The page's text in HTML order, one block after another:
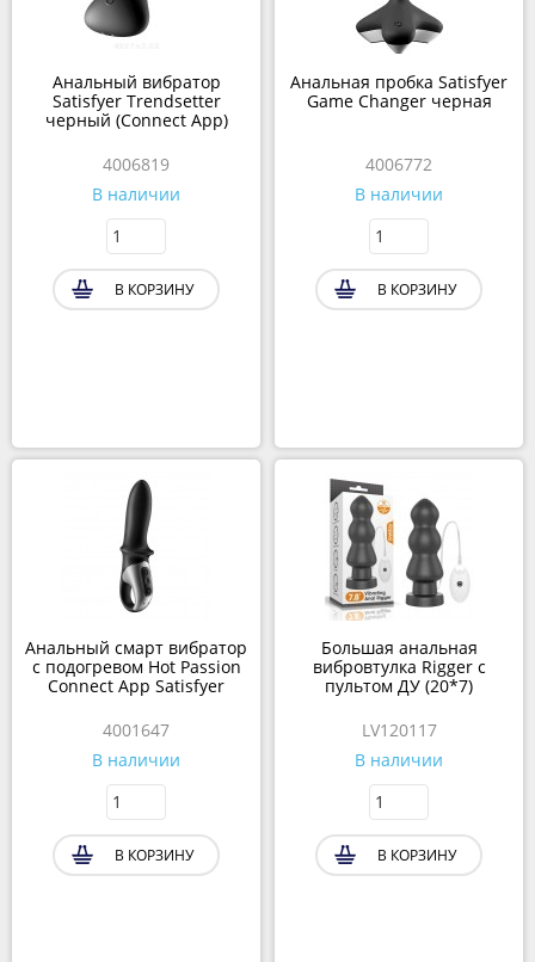
Satisfyer Trendsetter
черный (Connect App)
4006819
В наличии
В КОРЗИНУ
Анальная пробка Satisfyer
Game Changer черная
В наличии
В КОРЗИНУ
с подогревом Hot Passion
Connect App Satisfyer
В наличии
В КОРЗИНУ
вибровтулка Rigger с
пультом ДУ (20*7)
В наличии
В КОРЗИНУ